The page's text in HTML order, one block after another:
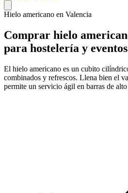
Hielo americano en Valencia
Comprar hielo
para hostelería y eventos
El hielo americano es un cubito
combinados y refrescos. Llena bien el
permite un servicio ágil en barras de